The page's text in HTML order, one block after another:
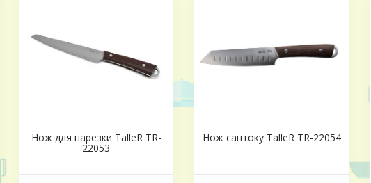
Нож для нарезки TalleR TR-
22053
Нож сантоку TalleR TR-22054